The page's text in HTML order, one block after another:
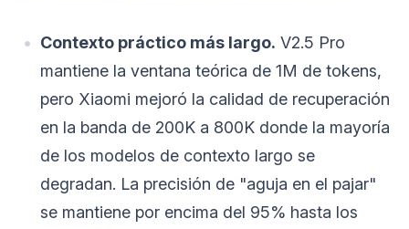
Contexto práctico más largo. V2.5 Pro
mantiene la ventana teórica de 1M de tokens,
pero Xiaomi mejoró la calidad de recuperación
en la banda de 200K a 800K donde la mayoría
de los modelos de contexto largo se
degradan. La precisión de "aguja en el pajar"
se mantiene por encima del 95% hasta los